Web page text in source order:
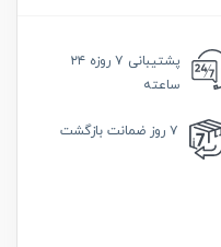
پشتیبانی
۷ روزه ۲۴
ساعته
۷ روز ضمانت بازگشت